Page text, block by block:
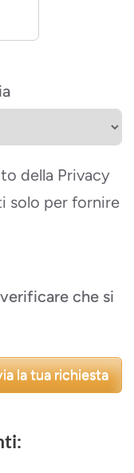
della Privacy
solo per fornire
che si
la tua richiesta